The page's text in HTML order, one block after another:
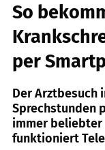
So
per
Der Arztbesuch
Sprechstunden
immer beliebter
funktioniert